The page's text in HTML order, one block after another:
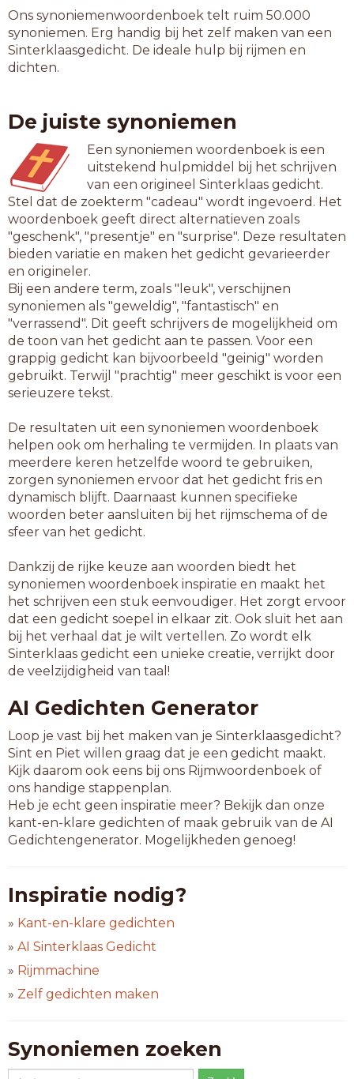
Ons synoniemenwoordenboek telt ruim 50.000
synoniemen. Erg handig bij het zelf maken van een
Sinterklaasgedicht. De ideale hulp bij rijmen en
dichten.
De juiste synoniemen
Een synoniemen woordenboek is een
uitstekend hulpmiddel bij het schrijven
van een origineel Sinterklaas gedicht.
Stel dat de zoekterm "cadeau" wordt ingevoerd. Het
woordenboek geeft direct alternatieven zoals
"geschenk", "presentje" en "surprise". Deze resultaten
bieden variatie en maken het gedicht gevarieerder
en origineler.
Bij een andere term, zoals "leuk", verschijnen
synoniemen als "geweldig", "fantastisch" en
"verrassend". Dit geeft schrijvers de mogelijkheid om
de toon van het gedicht aan te passen. Voor een
grappig gedicht kan bijvoorbeeld "geinig" worden
gebruikt. Terwijl "prachtig" meer geschikt is voor een
serieuzere tekst.
De resultaten uit een synoniemen woordenboek
helpen ook om herhaling te vermijden. In plaats van
meerdere keren hetzelfde woord te gebruiken,
zorgen synoniemen ervoor dat het gedicht fris en
dynamisch blijft. Daarnaast kunnen specifieke
woorden beter aansluiten bij het rijmschema of de
sfeer van het gedicht.
Dankzij de rijke keuze aan woorden biedt het
synoniemen woordenboek inspiratie en maakt het
het schrijven een stuk eenvoudiger. Het zorgt ervoor
dat een gedicht soepel in elkaar zit. Ook sluit het aan
bij het verhaal dat je wilt vertellen. Zo wordt elk
Sinterklaas gedicht een unieke creatie, verrijkt door
de veelzijdigheid van taal!
AI Gedichten Generator
Loop je vast bij het maken van je Sinterklaasgedicht?
Sint en Piet willen graag dat je een gedicht maakt.
Kijk daarom ook eens bij ons Rijmwoordenboek of
ons handige stappenplan.
Heb je echt geen inspiratie meer? Bekijk dan onze
kant-en-klare gedichten of maak gebruik van de AI
Gedichtengenerator. Mogelijkheden genoeg!
Inspiratie nodig?
» Kant-en-klare gedichten
» AI Sinterklaas Gedicht
» Rijmmachine
» Zelf gedichten maken
Synoniemen zoeken